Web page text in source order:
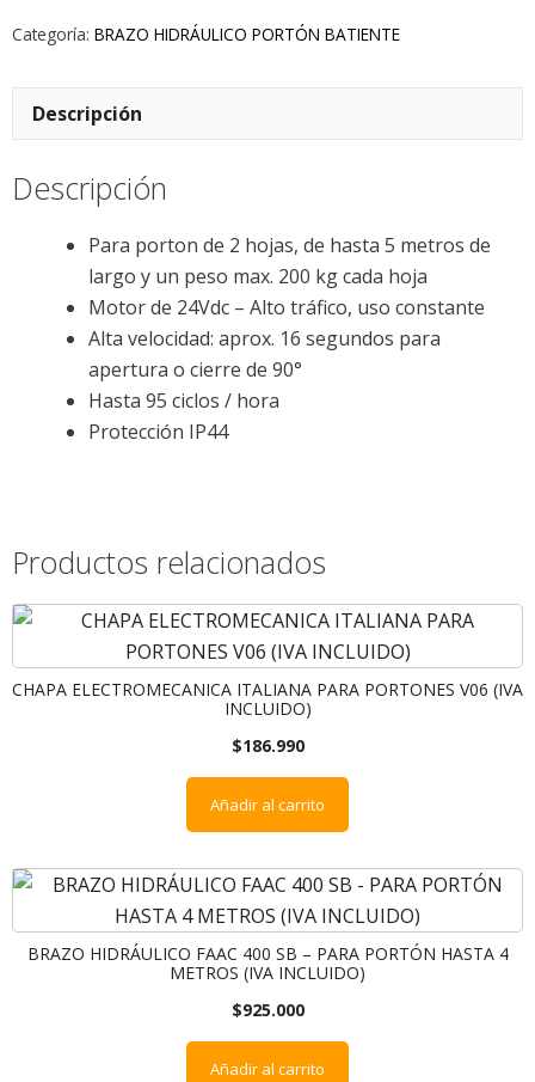
Categoría: BRAZO HIDRÁULICO PORTÓN BATIENTE
Descripción
Descripción
Para porton de 2 hojas, de hasta 5 metros de
largo y un peso max. 200 kg cada hoja
Motor de 24Vdc – Alto tráfico, uso constante
Alta velocidad: aprox. 16 segundos para
apertura o cierre de 90°
Hasta 95 ciclos / hora
Protección IP44
Productos relacionados
CHAPA ELECTROMECANICA ITALIANA PARA PORTONES V06 (IVA
INCLUIDO)
$186.990
Añadir al carrito
BRAZO HIDRÁULICO FAAC 400 SB – PARA PORTÓN HASTA 4
METROS (IVA INCLUIDO)
$925.000
Añadir al carrito